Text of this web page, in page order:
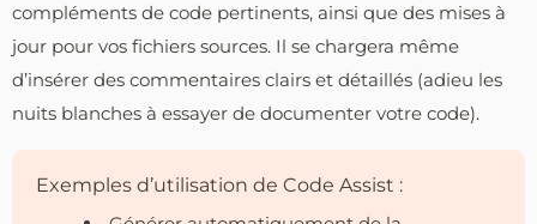
compléments de code pertinents, ainsi que des mises à
jour pour vos fichiers sources. Il se chargera même
d’insérer des commentaires clairs et détaillés (adieu les
nuits blanches à essayer de documenter votre code).
Exemples d’utilisation de Code Assist :